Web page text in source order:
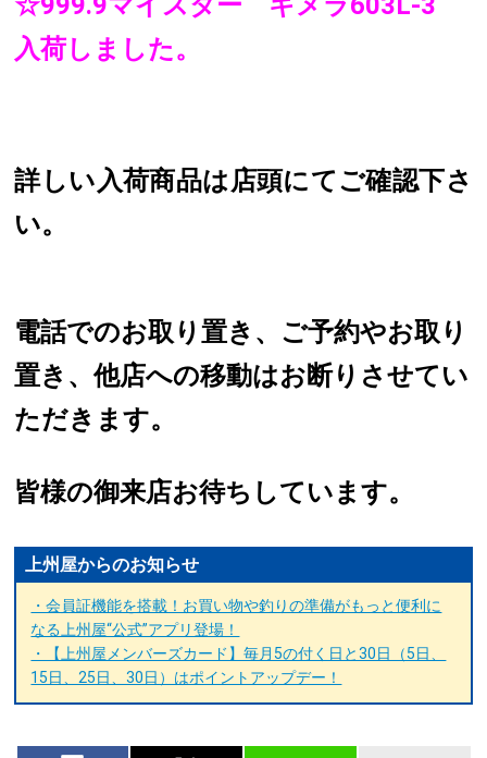
入荷しました。
詳しい入荷商品は店頭にてご確認下さ
い。
電話でのお取り置き、ご予約やお取り
置き、他店への移動はお断りさせてい
ただきます。
皆様の御来店お待ちしています。
上州屋からのお知らせ
・会員証機能を搭載！お買い物や釣りの準備がもっと便利に
なる上州屋“公式”アプリ登場！
・【上州屋メンバーズカード】毎月5の付く日と30日（5日、
15日、25日、30日）はポイントアップデー！